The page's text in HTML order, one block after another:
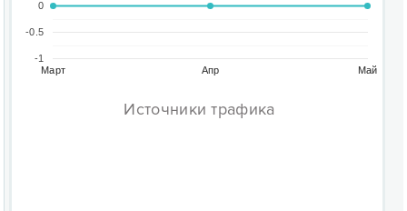
Март Апр Май
-1
-0.5
0
Источники трафика